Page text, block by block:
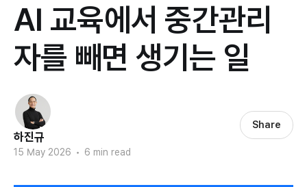
AI 교육에서 중간관리
자를 빼면 생기는 일
하진규
15 May 2026 • 6 min read
Share